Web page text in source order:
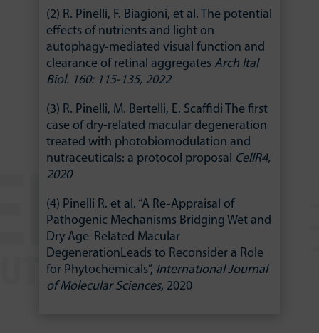
(2) R. Pinelli, F. Biagioni, et al. The potential
effects of nutrients and light on
autophagy-mediated visual function and
clearance of retinal aggregatesArch Ital
Biol. 160: 115-135, 2022
(3) R. Pinelli, M. Bertelli, E. Scaffidi The first
case of dry-related macular degeneration
treated with photobiomodulation and
nutraceuticals: a protocol proposal CellR4,
2020
(4) Pinelli R. et al. “A Re-Appraisal of
Pathogenic Mechanisms Bridging Wet and
Dry Age-Related Macular
DegenerationLeads to Reconsider a Role
for Phytochemicals”, International Journal
of Molecular Sciences, 2020